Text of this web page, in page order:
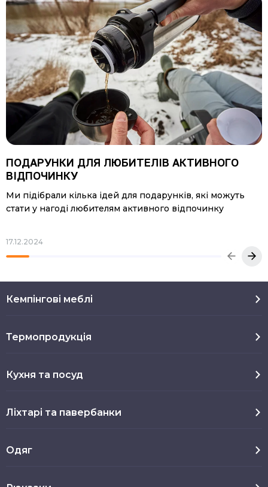
ПОДАРУНКИ ДЛЯ ЛЮБИТЕЛІВ АКТИВНОГО
ВІДПОЧИНКУ
Ми підібрали кілька ідей для подарунків, які можуть
стати у нагоді любителям активного відпочинку
17.12.2024
Кемпінгові меблі
Термопродукція
Кухня та посуд
Ліхтарі та павербанки
Одяг